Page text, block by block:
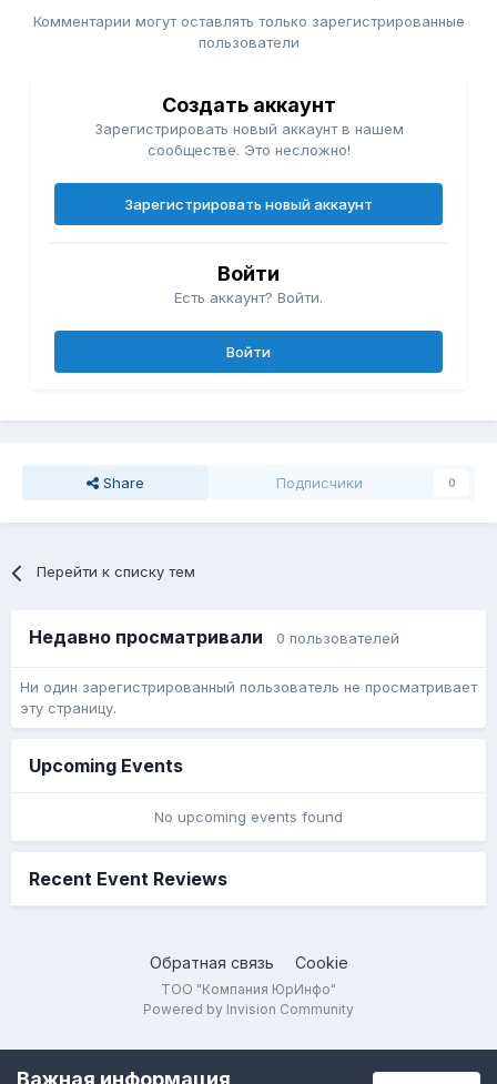
Комментарии могут оставлять только зарегистрированные
пользователи
Создать аккаунт
Зарегистрировать новый аккаунт в нашем
сообществе. Это несложно!
Зарегистрировать новый аккаунт
Войти
Есть аккаунт? Войти.
Войти
Share Подписчики 0
Перейти к списку тем
Недавно просматривали 0 пользователей
Ни один зарегистрированный пользователь не просматривает
эту страницу.
Upcoming Events
No upcoming events found
Recent Event Reviews
Обратная связь Cookie
ТОО "Компания ЮрИнфо"
Powered by Invision Community
Важная информация